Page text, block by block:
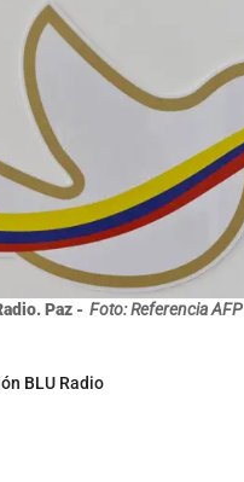
Paz - Foto: Referencia AFP
BLU Radio